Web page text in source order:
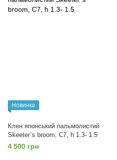
Новинка
Клен японський пальмолистий
Skeeter`s broom, С7, h 1.3- 1.5
4 500 грн